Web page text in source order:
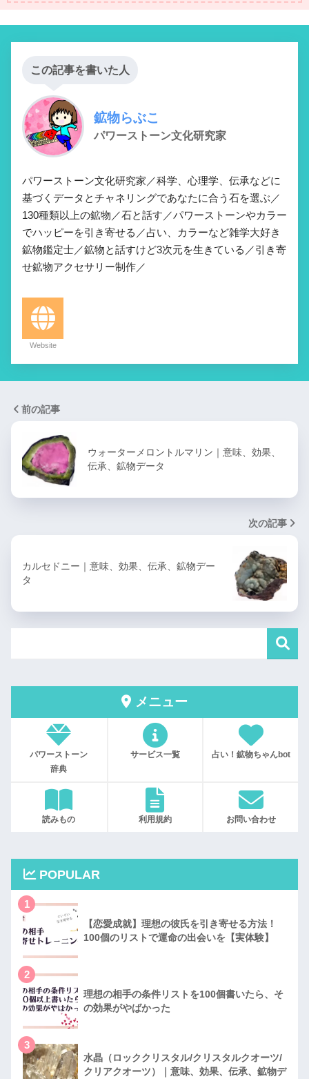
この記事を書いた人
鉱物らぶこ
パワーストーン文化研究家
パワーストーン文化研究家／科学、心理学、伝承などに
基づくデータとチャネリングであなたに合う石を選ぶ／
130種類以上の鉱物／石と話す／パワーストーンやカラー
でハッピーを引き寄せる／占い、カラーなど雑学大好き
鉱物鑑定士／鉱物と話すけど3次元を生きている／引き寄
せ鉱物アクセサリー制作／
Website
前の記事
ウォーターメロントルマリン｜意味、効果、
伝承、鉱物データ
次の記事
カルセドニー｜意味、効果、伝承、鉱物デー
タ
メニュー
パワーストーン
辞典
サービス一覧 占い！鉱物ちゃんbot
読みもの 利用規約 お問い合わせ
POPULAR
1
【恋愛成就】理想の彼氏を引き寄せる方法！
100個のリストで運命の出会いを【実体験】
2
理想の相手の条件リストを100個書いたら、そ
の効果がやばかった
3
水晶（ロッククリスタル/クリスタルクオーツ/
クリアクオーツ）｜意味、効果、伝承、鉱物デ